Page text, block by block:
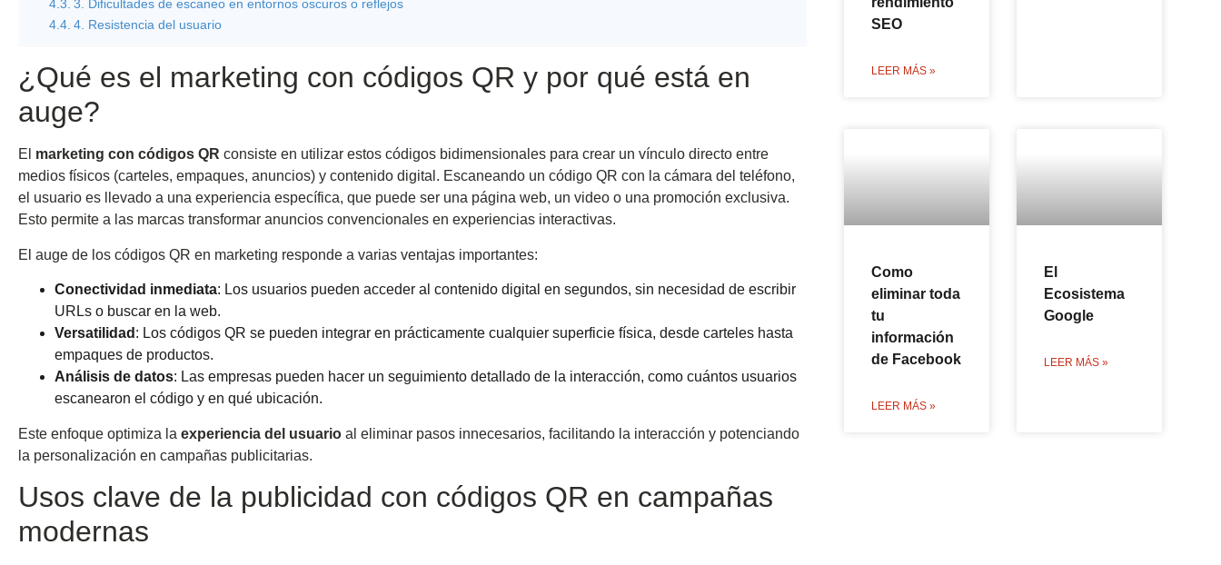
3. Dificultades de escaneo en entornos oscuros o reflejos
4. Resistencia del usuario
¿Qué es el marketing con códigos QR y por qué está en
auge?
El marketing con códigos QR consiste en utilizar estos códigos bidimensionales para crear un vínculo directo entre
medios físicos (carteles, empaques, anuncios) y contenido digital. Escaneando un código QR con la cámara del teléfono,
el usuario es llevado a una experiencia específica, que puede ser una página web, un video o una promoción exclusiva.
Esto permite a las marcas transformar anuncios convencionales en experiencias interactivas.
El auge de los códigos QR en marketing responde a varias ventajas importantes:
Conectividad inmediata: Los usuarios pueden acceder al contenido digital en segundos, sin necesidad de escribir
URLs o buscar en la web.
Versatilidad : Los códigos QR se pueden integrar en prácticamente cualquier superficie física, desde carteles hasta
empaques de productos.
Análisis de datos: Las empresas pueden hacer un seguimiento detallado de la interacción, como cuántos usuarios
escanearon el código y en qué ubicación.
Este enfoque optimiza la experiencia del usuario al eliminar pasos innecesarios, facilitando la interacción y potenciando
la personalización en campañas publicitarias.
Usos clave de la publicidad con códigos QR en campañas
modernas
SEO
LEER MÁS »
Como
eliminar toda
tu
información
de Facebook
LEER MÁS »
El
Ecosistema
Google
LEER MÁS »